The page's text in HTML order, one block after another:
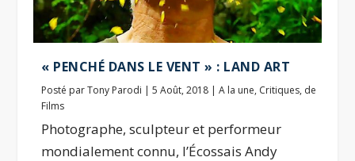
« PENCHÉ DANS LE VENT » : LAND ART
Posté parTony Parodi |5 Août, 2018 |A la une, Critiques, de
Films
Photographe, sculpteur et performeur
mondialement connu, l’Écossais Andy